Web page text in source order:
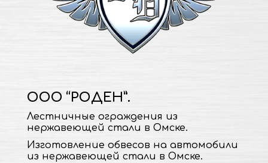
ООО “РОДЕН”.
Лестничные ограждения из
нержавеющей стали в Омске.
Изготовление обвесов на автомобили
из нержавеющей стали в Омске.